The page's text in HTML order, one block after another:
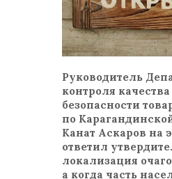
Руководитель
контроля
безопасности
по
Канат Аскаров на
ответил
локализация
а когда часть